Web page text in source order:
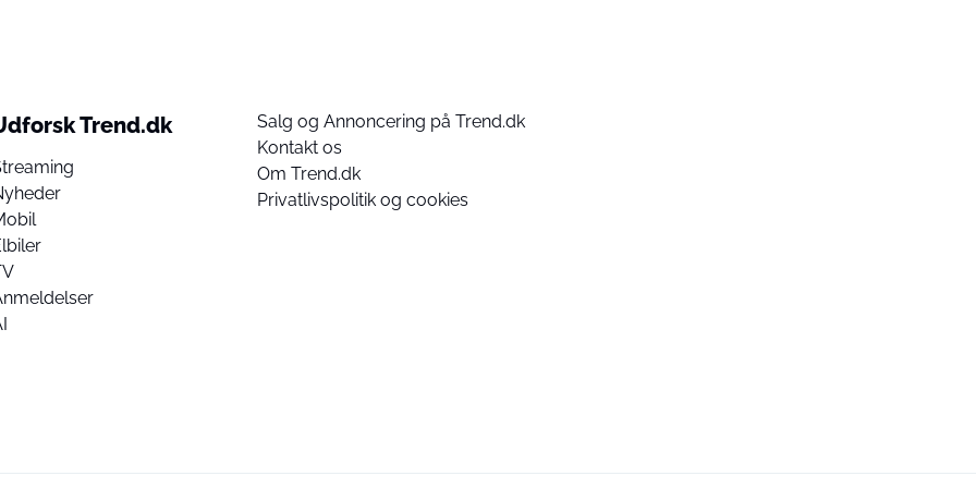
Trend.dk
Salg og Annoncering på Trend.dk
Kontakt os
Om Trend.dk
Privatlivspolitik og cookies